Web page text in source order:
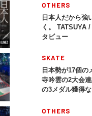
OTHERS
日本人だから強
く。 TATSUYA
タビュー
SKATE
日本勢が17個の
寺吟雲の2大会
の3メダル獲得
2026」
OTHERS